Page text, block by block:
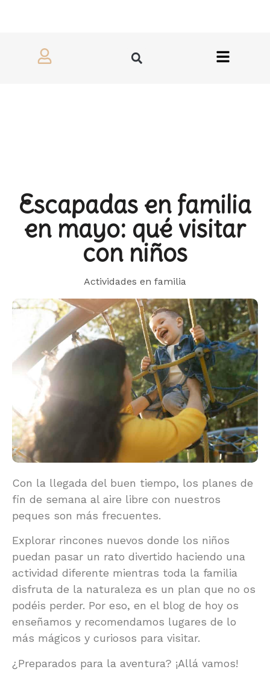
Escapadas en familia
en mayo: qué visitar
con niños
Actividades en familia
Con la llegada del buen tiempo, los planes de
fin de semana al aire libre con nuestros
peques son más frecuentes.
Explorar rincones nuevos donde los niños
puedan pasar un rato divertido haciendo una
actividad diferente mientras toda la familia
disfruta de la naturaleza es un plan que no os
podéis perder. Por eso, en el blog de hoy os
enseñamos y recomendamos lugares de lo
más mágicos y curiosos para visitar.
¿Preparados para la aventura? ¡Allá vamos!